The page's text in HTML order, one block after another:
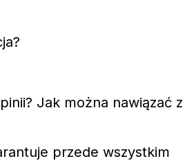
Jak można nawiązać z
przede wszystkim